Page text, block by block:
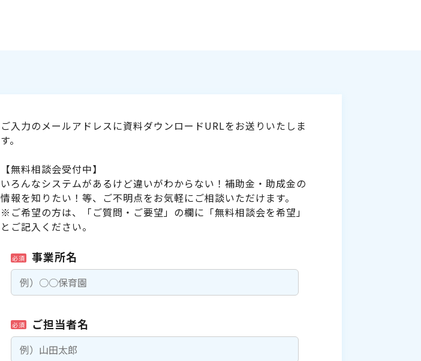
ご入力のメールアドレスに資料ダウンロードURLをお送りいたしま
す。
【無料相談会受付中】
いろんなシステムがあるけど違いがわからない！補助金・助成金の
情報を知りたい！等、ご不明点をお気軽にご相談いただけます。
※ご希望の方は、「ご質問・ご要望」の欄に「無料相談会を希望」
とご記入ください。
必須 事業所名
必須 ご担当者名